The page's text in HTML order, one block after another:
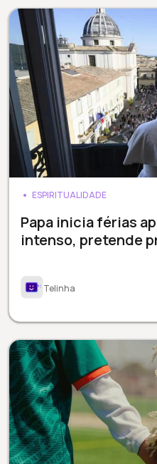
ESPIRITUALIDADE
Papa inicia férias
intenso, pretende
Telinha